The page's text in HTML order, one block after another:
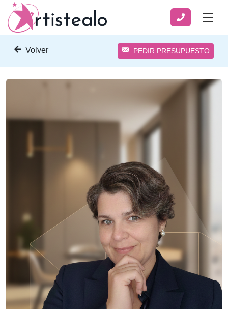
Volver PEDIR PRESUPUESTO